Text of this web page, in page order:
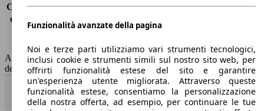
Consumo (extra-urbano) 3.9 l/100km
Consumo (combinato)*
4.2 l/100km
Capacità del serbatoio
53 l
AutoScout24 non si assume alcuna responsabilità per la correttezza
dei dati.
Torna su
Funzionalità avanzate della pagina
Noi e terze parti utilizziamo vari strumenti tecnologici,
inclusi cookie e strumenti simili sul nostro sito web, per
offrirti funzionalità estese del sito e garantire
un'esperienza utente migliorata. Attraverso queste
funzionalità estese, consentiamo la personalizzazione
della nostra offerta, ad esempio, per continuare le tue